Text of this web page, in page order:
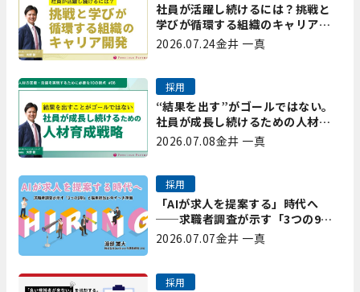
社員が活躍し続けるには？挑戦と
学びが循環する組織のキャリア開
発｜プレシャスパートナーズ矢野
2026.07.24金井 一真
“結果を出す”がゴールではない。
社員が成長し続けるための人材育
成戦略｜プレシャスパートナーズ
採用
2026.07.08金井 一真
「AIが求人を提案する」時代へ
──求職者調査が示す「3つの9
割」と、採用担当が今すべき準備
採用
2026.07.07金井 一真
採用